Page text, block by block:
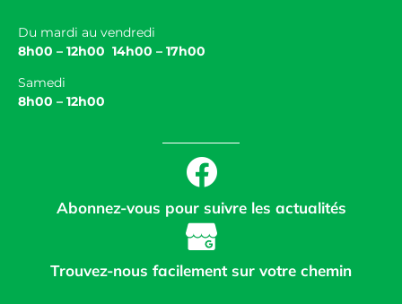
Du mardi au vendredi
8h00 – 12h00 14h00 – 17h00
Samedi
8h00 – 12h00
Abonnez-vous pour suivre les actualités
Trouvez-nous facilement sur votre chemin